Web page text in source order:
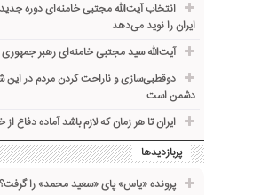
انتخاب آیت‌الله مجتبی خامنه‌ای دوره
ایران را نوید می‌دهد
آیت‌الله سید مجتبی خامنه‌ای رهبر
دوقطبی‌سازی و ناراحت کردن مردم در این
دشمن است
ایران تا هر زمان که لازم باشد آماده دفاع
پربازدیدها
پرونده «یاس» پای «سعید محمد» را گرفت؟